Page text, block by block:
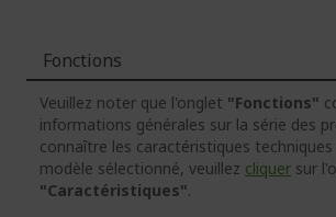
Fonctions
Veuillez noter que l'onglet "Fonctions"
informations générales sur la série des
connaître les caractéristiques
modèle sélectionné, veuillez cliquer sur
"Caractéristiques".